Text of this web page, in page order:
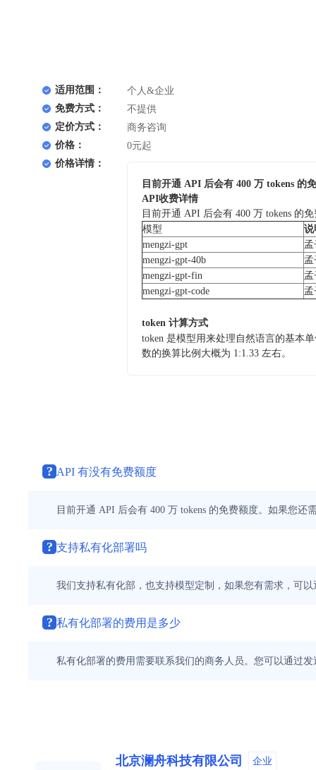
适用范围：
个人&企业
免费方式：
不提供
定价方式：
商务咨询
价格：
0元起
价格详情：
目前开通 API 后会有 400 万 tokens 的
API收费详情
目前开通 API 后会有 400 万 tokens 的
模型
说
mengzi-gpt
孟
mengzi-gpt-40b
孟
mengzi-gpt-fin
孟
mengzi-gpt-code
孟
token 计算方式
token 是模型用来处理自然语言的基本
数的换算比例大概为 1:1.33 左右。
? API 有没有免费额度
目前开通 API 后会有 400 万 tokens 的免费额度。如果您
? 支持私有化部署吗
我们支持私有化部，也支持模型定制，如果您有需求，可
? 私有化部署的费用是多少
私有化部署的费用需要联系我们的商务人员。您可以通过
北京澜舟科技有限公司 企业